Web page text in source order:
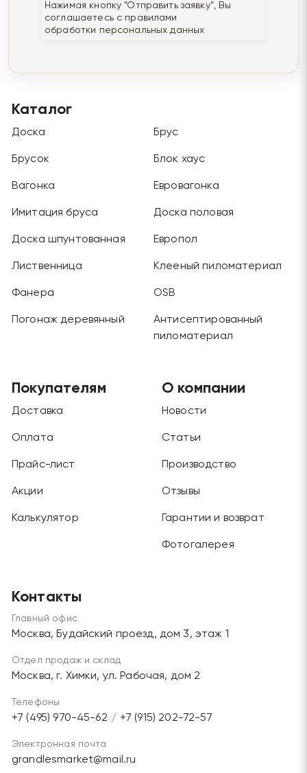
Нажимая кнопку “Отправить заявку”, Вы
соглашаетесь с правилами
обработки персональных данных
Каталог
Доска Брус
Брусок Блок хаус
Вагонка Евровагонка
Имитация бруса Доска половая
Доска шпунтованная Европол
Лиственница Клееный пиломатериал
Фанера OSB
Погонаж деревянный
Антисептированный
пиломатериал
Покупателям
Доставка
Оплата
Прайс-лист
Акции
Калькулятор
О компании
Новости
Статьи
Производство
Отзывы
Гарантии и возврат
Фотогалерея
Контакты
Главный офис
Москва, Будайский проезд, дом 3, этаж 1
Отдел продаж и склад
Москва, г. Химки, ул. Рабочая, дом 2
Телефоны
+7 (495) 970-45-62 / +7 (915) 202-72-57
Электронная почта
grandlesmarket@mail.ru